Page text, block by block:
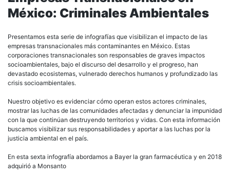
México: Criminales Ambientales
Presentamos esta serie de infografías que visibilizan el impacto de las
empresas transnacionales más contaminantes en México. Estas
corporaciones transnacionales son responsables de graves impactos
socioambientales, bajo el discurso del desarrollo y el progreso, han
devastado ecosistemas, vulnerado derechos humanos y profundizado las
crisis socioambientales.
Nuestro objetivo es evidenciar cómo operan estos actores criminales,
mostrar las luchas de las comunidades afectadas y denunciar la impunidad
con la que continúan destruyendo territorios y vidas. Con esta información
buscamos visibilizar sus responsabilidades y aportar a las luchas por la
justicia ambiental en el país.
En esta sexta infografía abordamos a Bayer la gran farmacéutica y en 2018
adquirió a Monsanto